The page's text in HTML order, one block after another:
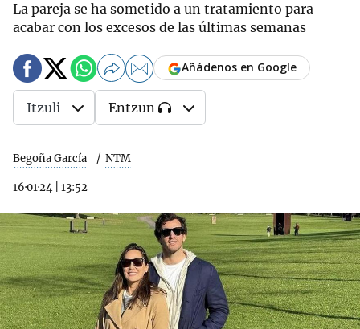
La pareja se ha sometido a un tratamiento para
acabar con los excesos de las últimas semanas
Begoña García NTM
16·01·24 13:52
Añádenos en Google
Itzuli Entzun